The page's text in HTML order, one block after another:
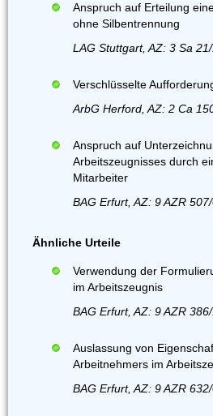
Anspruch auf Erteilung
ohne Silbentrennung
LAG Stuttgart, AZ: 3 Sa
Verschlüsselte
ArbG Herford, AZ: 2 Ca
Anspruch auf
Arbeitszeugnisses durch
Mitarbeiter
BAG Erfurt, AZ: 9 AZR
Ähnliche Urteile
Verwendung der
im Arbeitszeugnis
BAG Erfurt, AZ: 9 AZR
Auslassung von
Arbeitnehmers im
BAG Erfurt, AZ: 9 AZR